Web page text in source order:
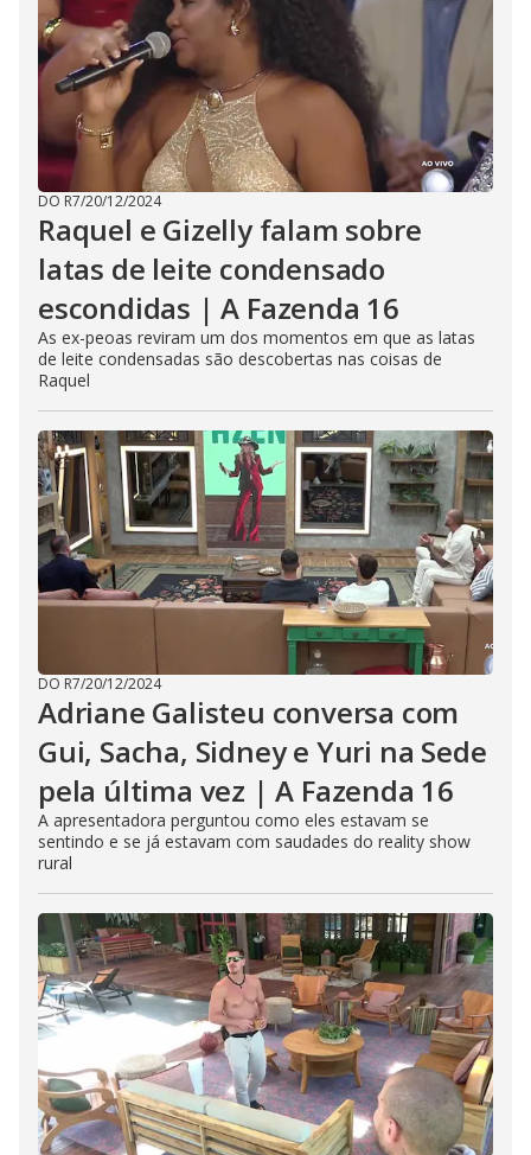
DO R7/20/12/2024
Raquel e Gizelly falam sobre
latas de leite condensado
escondidas | A Fazenda 16
As ex-peoas reviram um dos momentos em que as latas
de leite condensadas são descobertas nas coisas de
Raquel
DO R7/20/12/2024
Adriane Galisteu conversa com
Gui, Sacha, Sidney e Yuri na Sede
pela última vez | A Fazenda 16
A apresentadora perguntou como eles estavam se
sentindo e se já estavam com saudades do reality show
rural